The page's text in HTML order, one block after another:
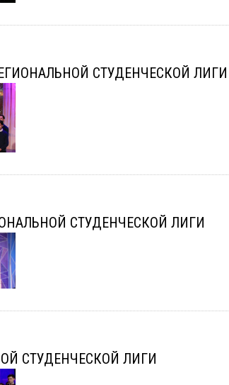
СТУДЕНЧЕСКОЙ ЛИГИ
СТУДЕНЧЕСКОЙ ЛИГИ
СТУДЕНЧЕСКОЙ ЛИГИ